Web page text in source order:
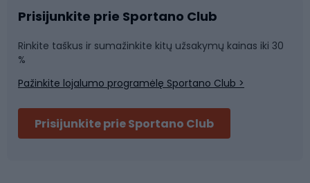
Sportinė medicina
Komandinis sportas
Prisijunkite prie Sportano Club
Rinkite taškus ir sumažinkite kitų užsakymų kainas iki 30
%
Pažinkite lojalumo programėlę Sportano Club >
Prisijunkite prie Sportano Club